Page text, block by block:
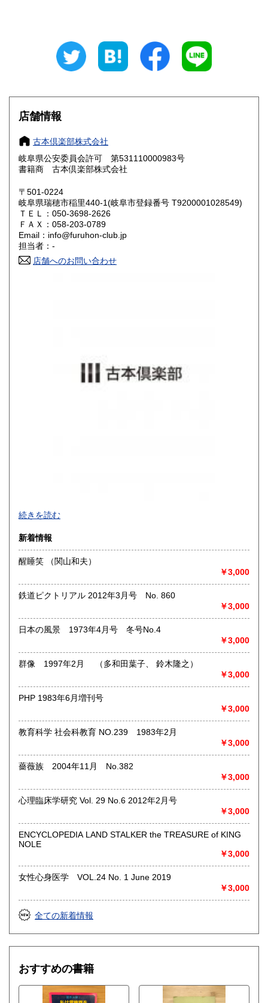
静岡県
680円 三重県
滋賀県 680円 京都府 680円
大阪府
奈良県
鳥取県 680円
岡山県 680円 広島県 680円
山口県 680円
香川県
680円
店舗情報
古本倶楽部株式会社
岐阜県公安委員会許可 第531110000983号
書籍商 古本倶楽部株式会社
〒501-0224
岐阜県瑞穂市稲里440-1(岐阜市登録番号 T9200001028549)
ＴＥＬ：050-3698-2626
ＦＡＸ：058-203-0789
Email：info@furuhon-club.jp
担当者：-
店舗へのお問い合わせ
買取品目一覧
術・アート・建築・書道・理工学・東洋医学・ビジネス書・
武道・山岳・オカルト・幻想文学・サブカルチャー・70年
代、80年代アイドル・アニメ・漫画・雑誌・アダルト・マニ
◎メディア商品【ジャズ・ロック・クラシック・映画・アニ
メ・ゲーム・声優・アイドル・ビジネス・アダルト・車・バ
EP、カセット、ポスター、おもちゃ、グッズ、パンフレット
などマニアックなものを中心に高価買取
ンタイア・和本・漢籍・戦争㊙︎資料・書道具・茶道具・戦前
絵はがき・鳥瞰図・古地図・浮世絵・軸・拓本・印譜・エロ
グロ】など古いものの中には希少価値の高いものも多数ござ
いますので価値がないと処分される前に是非 ｢古本倶楽部｣ま
沿線名：-
営業時間：-
定休日：-
書籍の買取について
○出張買取は通常、東海圏のみ
※お売り頂ける本の量や質が見込める場合は関東〜近畿エリ
例
【1000冊以上の専門書やマニア書籍がある】
ものがある】
知識を要する】
-------------------------------------------
買取専用ダイヤル
050-3698-2626
-------------------------------------------
続きを読む
新着情報
醒睡笑 （関山和夫）
￥3,000
鉄道ピクトリアル 2012年3月号 No. 860
￥3,000
日本の風景 1973年4月号 冬号No.4
￥3,000
群像 1997年2月 （多和田葉子、 鈴木隆之）
￥3,000
PHP 1983年6月増刊号
￥3,000
教育科学 社会科教育 NO.239 1983年2月
￥3,000
薔薇族 2004年11月 No.382
￥3,000
心理臨床学研究 Vol. 29 No.6 2012年2月号
￥3,000
ENCYCLOPEDIA LAND STALKER the TREASURE of KING
NOLE
￥3,000
女性心身医学 VOL.24 No. 1 June 2019
￥3,000
全ての新着情報
おすすめの書籍